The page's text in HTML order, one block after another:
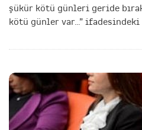
şükür kötü günleri geride
kötü günler var…” ifadesindeki